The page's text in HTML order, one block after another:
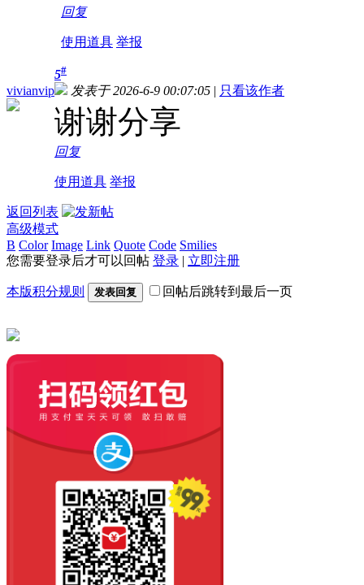
回复
使用道具 举报
vivianvip
5#
发表于 2026-6-9 00:07:05 | 只看该作者
谢谢分享
回复
使用道具 举报
返回列表
高级模式
B Color Image Link Quote Code Smilies
您需要登录后才可以回帖 登录 | 立即注册
本版积分规则 发表回复 回帖后跳转到最后一页